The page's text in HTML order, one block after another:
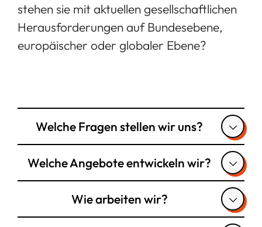
stehen sie mit aktuellen gesellschaftlichen
Herausforderungen auf Bundesebene,
europäischer oder globaler Ebene?
Welche Fragen stellen wir uns?
Welche Angebote entwickeln wir?
Wie arbeiten wir?